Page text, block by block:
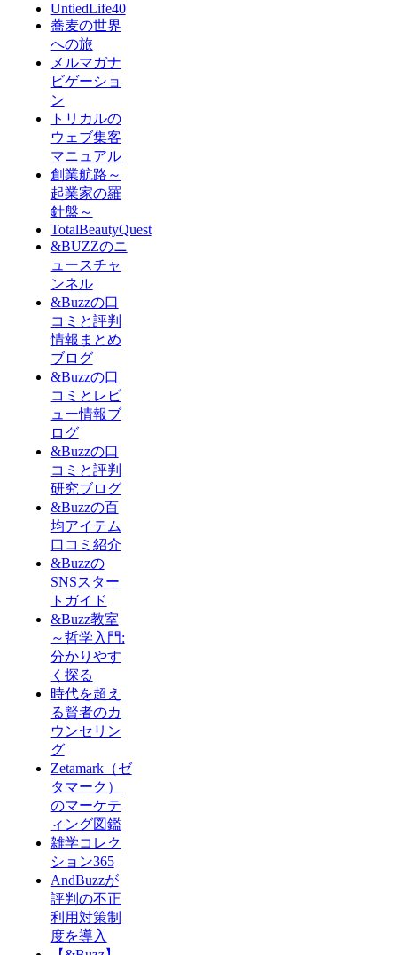
UntiedLife40
蕎麦の世界
への旅
メルマガナ
ビゲーショ
ン
トリカルの
ウェブ集客
マニュアル
創業航路～
起業家の羅
針盤～
TotalBeautyQuest
&BUZZのニ
ュースチャ
ンネル
&Buzzの口
コミと評判
情報まとめ
ブログ
&Buzzの口
コミとレビ
ュー情報ブ
ログ
&Buzzの口
コミと評判
研究ブログ
&Buzzの百
均アイテム
口コミ紹介
&Buzzの
SNSスター
トガイド
&Buzz教室
～哲学入門:
分かりやす
く探る
時代を超え
る賢者のカ
ウンセリン
グ
Zetamark（ゼ
タマーク）
のマーケテ
ィング図鑑
雑学コレク
ション365
AndBuzzが
評判の不正
利用対策制
度を導入